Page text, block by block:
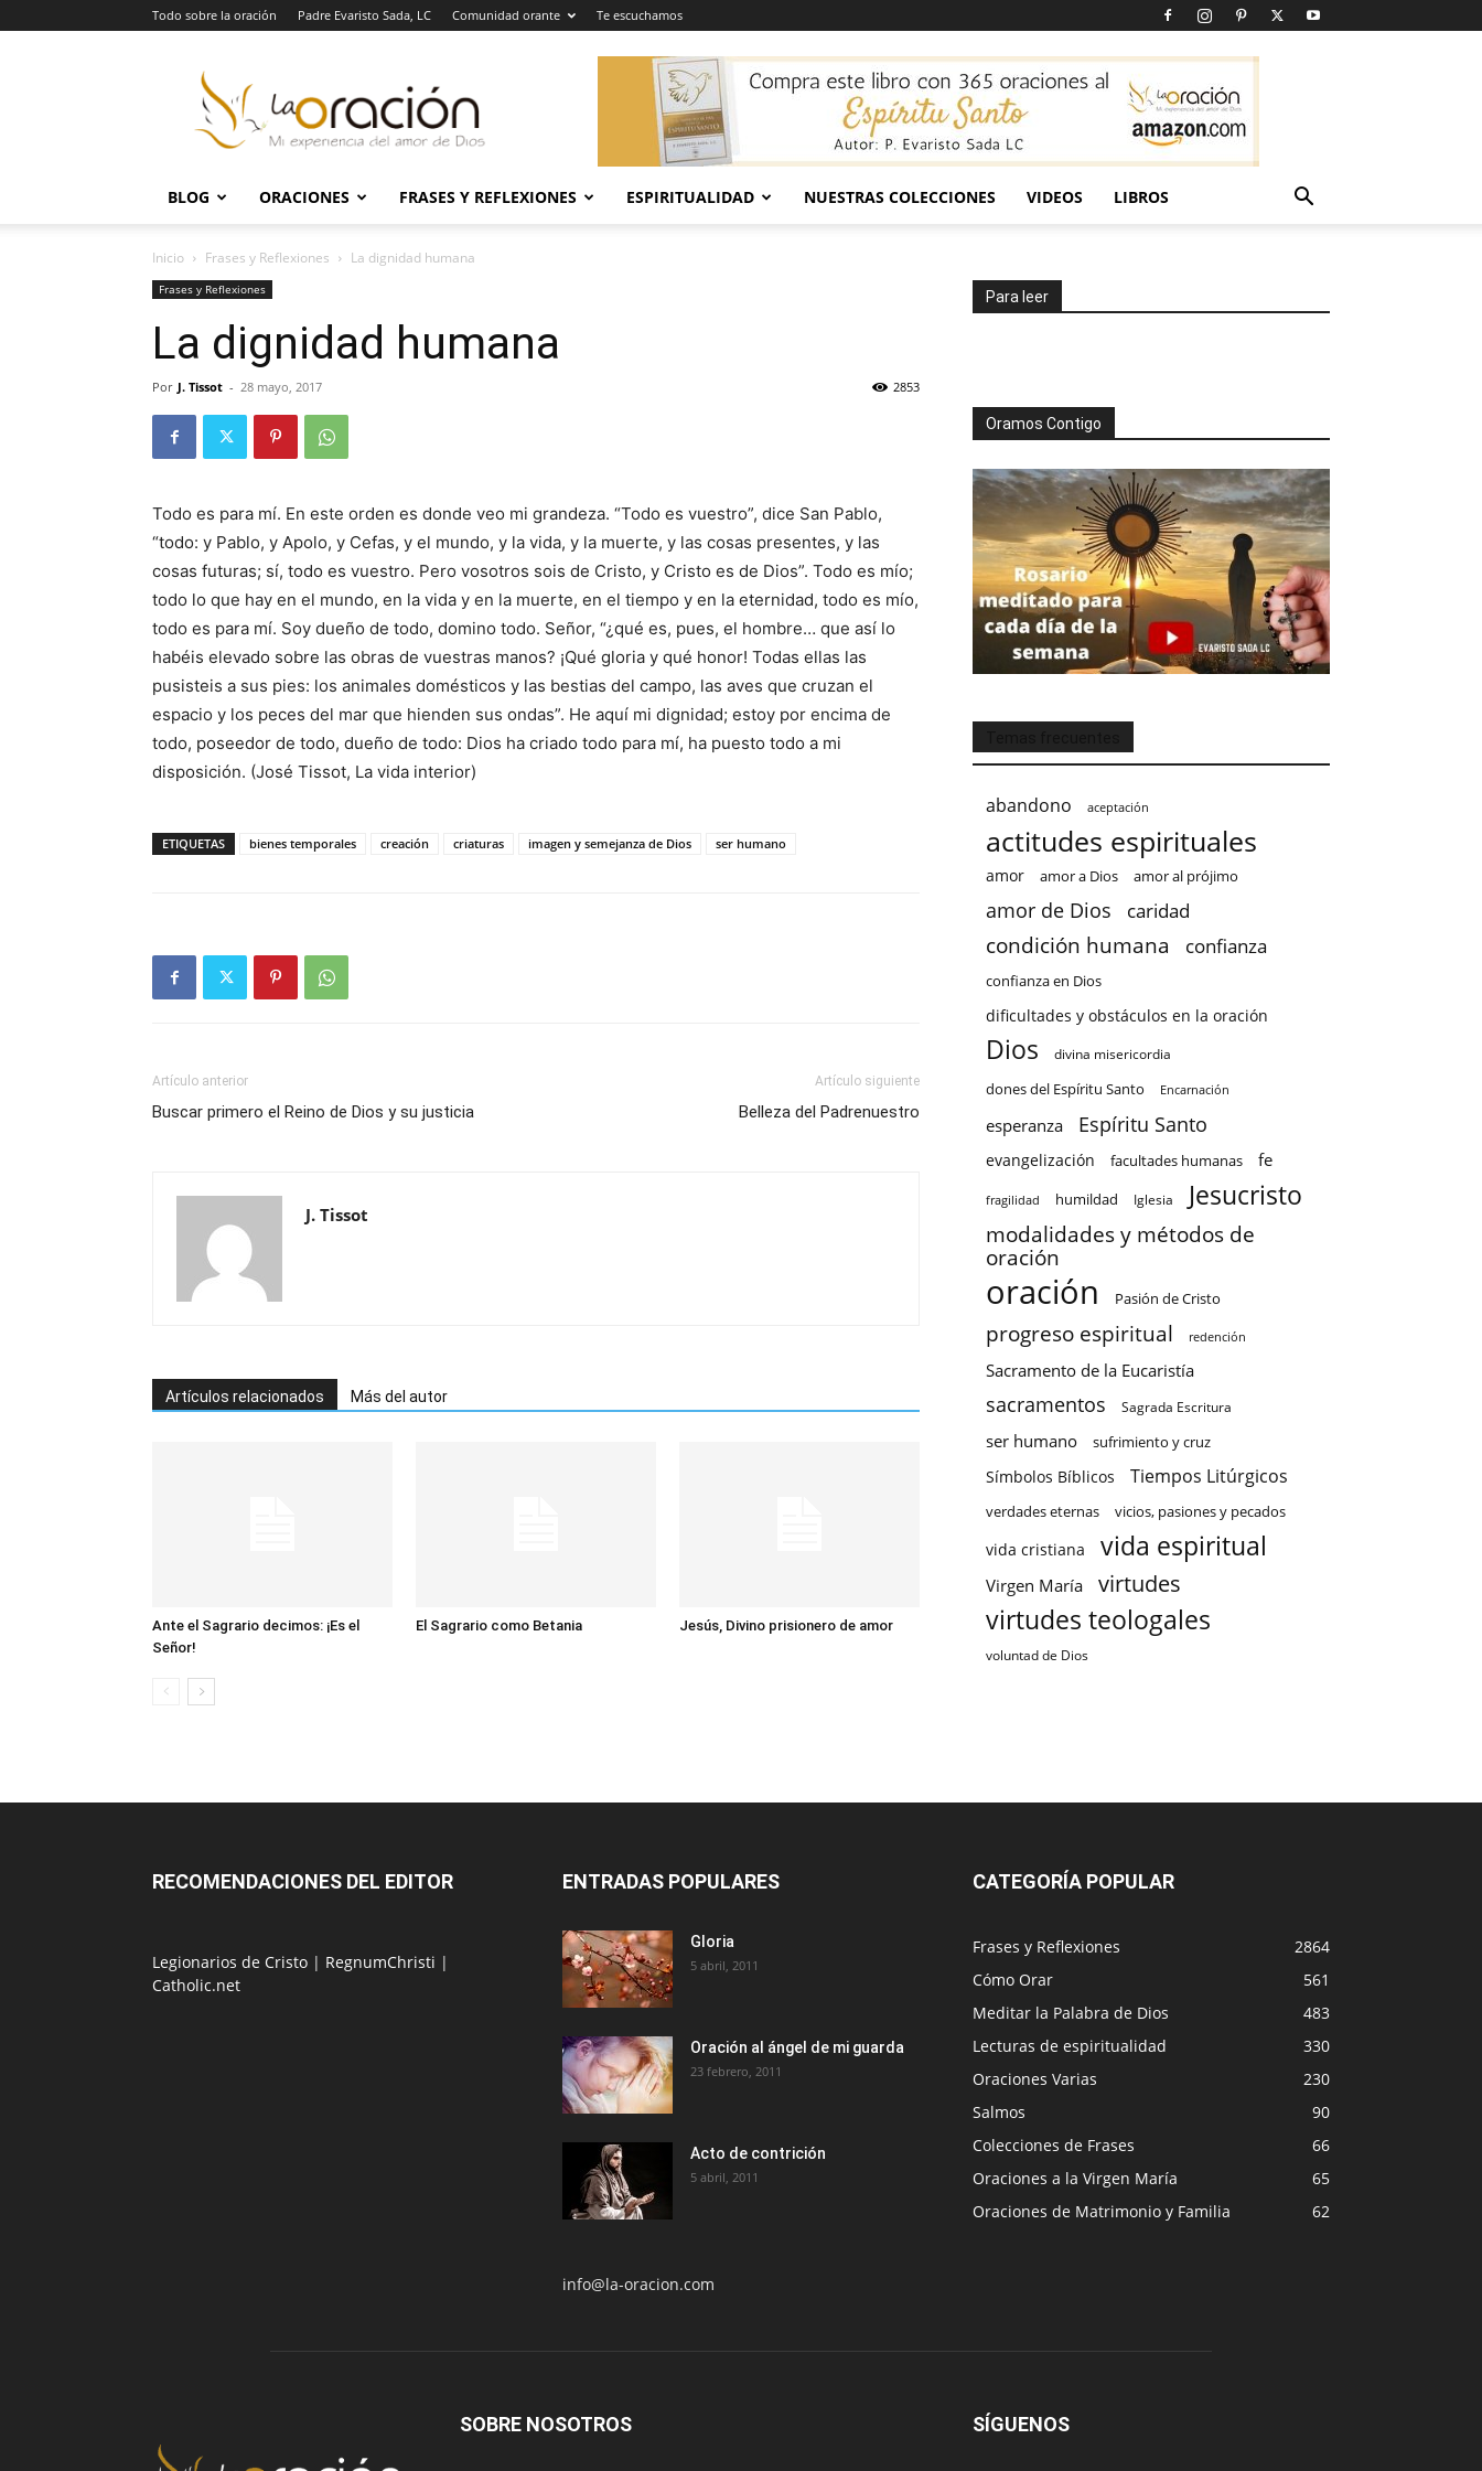
Todo sobre la oración Padre Evaristo Sada, LC Comunidad orante Te escuchamos
Oración
BLOG ORACIONES FRASES Y REFLEXIONES ESPIRITUALIDAD NUESTRAS COLECCIONES VIDEOS LIBROS
Inicio Frases y Reflexiones La dignidad humana
Frases y Reflexiones
La dignidad humana
Por J. Tissot - 28 mayo, 2017 2853
Todo es para mí. En este orden es donde veo mi grandeza. “Todo es vuestro”, dice San Pablo,
“todo: y Pablo, y Apolo, y Cefas, y el mundo, y la vida, y la muerte, y las cosas presentes, y las
cosas futuras; sí, todo es vuestro. Pero vosotros sois de Cristo, y Cristo es de Dios”. Todo es mío;
todo lo que hay en el mundo, en la vida y en la muerte, en el tiempo y en la eternidad, todo es mío,
todo es para mí. Soy dueño de todo, domino todo. Señor, “¿qué es, pues, el hombre… que así lo
habéis elevado sobre las obras de vuestras manos? ¡Qué gloria y qué honor! Todas ellas las
pusisteis a sus pies: los animales domésticos y las bestias del campo, las aves que cruzan el
espacio y los peces del mar que hienden sus ondas”. He aquí mi dignidad; estoy por encima de
todo, poseedor de todo, dueño de todo: Dios ha criado todo para mí, ha puesto todo a mi
disposición. (José Tissot, La vida interior)
ETIQUETAS bienes temporales creación criaturas imagen y semejanza de Dios ser humano
Artículo anterior
Buscar primero el Reino de Dios y su justicia
Artículo siguiente
Belleza del Padrenuestro
J. Tissot
Artículos relacionados Más del autor
Ante el Sagrario decimos: ¡Es el
Señor!
El Sagrario como Betania Jesús, Divino prisionero de amor
Para leer
Oramos Contigo
abandono aceptación
actitudes espirituales
amor amor a Dios amor al prójimo
amor de Dios caridad
condición humana confianza
confianza en Dios
dificultades y obstáculos en la oración
Dios divina misericordia
dones del Espíritu Santo Encarnación
esperanza Espíritu Santo
evangelización facultades humanas fe
fragilidad humildad Iglesia Jesucristo
modalidades y métodos de
oración
oración Pasión de Cristo
progreso espiritual redención
Sacramento de la Eucaristía
sacramentos Sagrada Escritura
ser humano sufrimiento y cruz
Símbolos Bíblicos Tiempos Litúrgicos
verdades eternas vicios, pasiones y pecados
vida cristiana vida espiritual
Virgen María virtudes
virtudes teologales
voluntad de Dios
RECOMENDACIONES DEL EDITOR
Legionarios de Cristo | RegnumChristi |
Catholic.net
ENTRADAS POPULARES
Gloria
5 abril, 2011
Oración al ángel de mi guarda
23 febrero, 2011
Acto de contrición
5 abril, 2011
info@la-oracion.com
CATEGORÍA POPULAR
Frases y Reflexiones
2864
Cómo Orar
561
Meditar la Palabra de Dios
483
Lecturas de espiritualidad
330
Oraciones Varias
230
Salmos
90
Colecciones de Frases
66
Oraciones a la Virgen María
65
Oraciones de Matrimonio y Familia
62
SOBRE NOSOTROS SÍGUENOS